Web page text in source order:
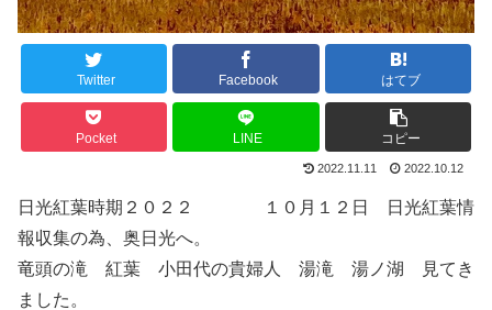
Twitter Facebook はてブ
Pocket LINE コピー
2022.11.11 2022.10.12
日光紅葉時期２０２２ １０月１２日 日光紅葉情
報収集の為、奥日光へ。
竜頭の滝 紅葉 小田代の貴婦人 湯滝 湯ノ湖 見てき
ました。